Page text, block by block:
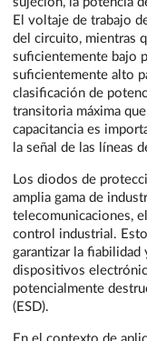
El voltaje de trabajo
del circuito, mientras
suficientemente bajo
suficientemente alto
clasificación de
transitoria máxima
capacitancia es
la señal de las líneas
Los diodos de
amplia gama de
telecomunicaciones,
control industrial.
garantizar la fiabilidad
dispositivos
potencialmente
(ESD).